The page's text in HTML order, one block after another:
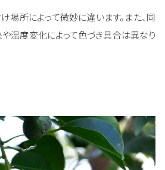
場所によって微妙に違います。また、同
温度変化によって色づき具合は異なり